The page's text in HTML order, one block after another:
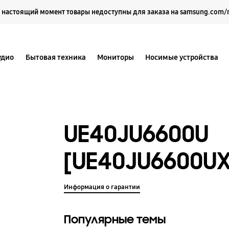
настоящий момент товары недоступны для заказа на samsung.com/
Бытовая техника Мониторы Носимые устройства
UE40JU6600U
Информация о гарантии
Популярные темы